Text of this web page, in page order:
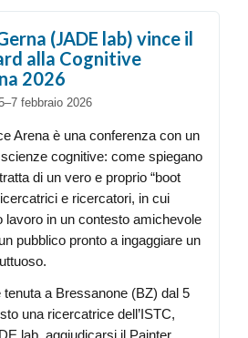
(JADE lab) vince il
alla Cognitive
2026
febbraio 2026
Arena è una conferenza con un
cognitive: come spiegano
di un vero e proprio “boot
e ricercatori, in cui
lavoro in un contesto amichevole
pubblico pronto a ingaggiare un
tenuta a Bressanone (BZ) dal 5
una ricercatrice dell’ISTC,
lab, aggiudicarsi il Painter